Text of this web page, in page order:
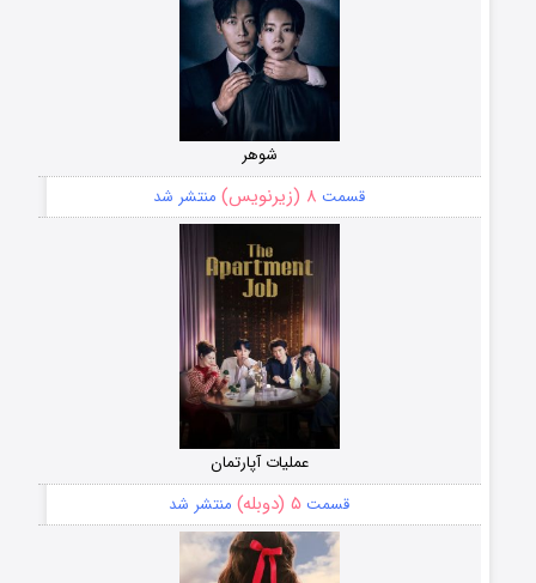
شوهر
قسمت ۸ (زیرنویس) منتشر شد
عملیات آپارتمان
قسمت ۵ (دوبله) منتشر شد